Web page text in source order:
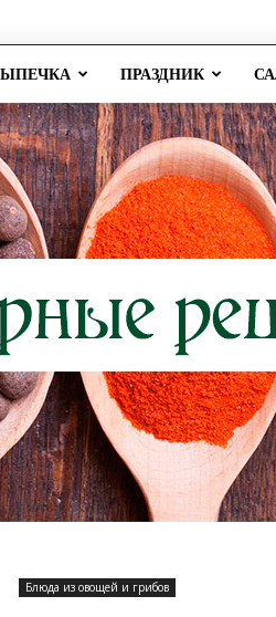
ПРАЗДНИК
Блюда из овощей и грибов